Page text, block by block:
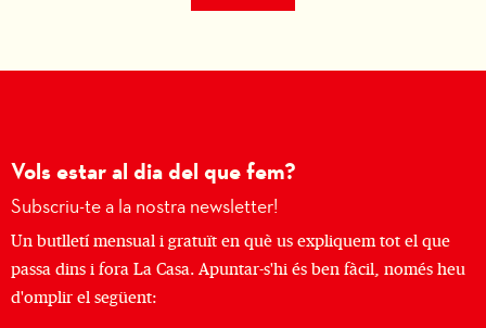
Vols estar al dia del que fem?
Subscriu-te a la nostra newsletter!
Un butlletí mensual i gratuït en què us expliquem tot el que
passa dins i fora La Casa. Apuntar-s'hi és ben fàcil, només heu
d'omplir el següent: